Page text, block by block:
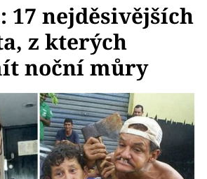
17 nejděsivějších
z kterých
noční můry